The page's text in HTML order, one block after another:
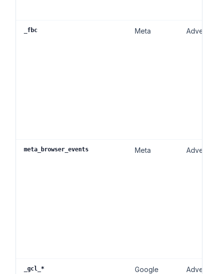
_fbc Meta
meta_browser_events Meta
_gcl_* Google